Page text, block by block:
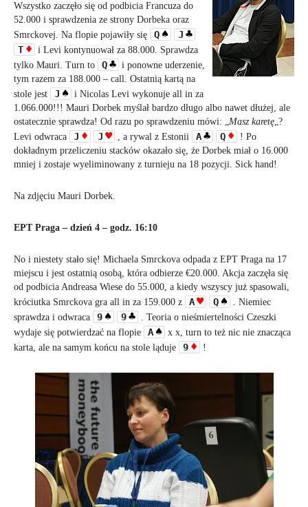
Wszystko zaczęło się od podbicia Francuza do
52.000 i sprawdzenia ze strony Dorbeka oraz
Smrckovej. Na flopie pojawiły się
Q
J
T
i Levi kontynuował za 88.000. Sprawdza
tylko Mauri. Turn to
Q i ponowne uderzenie,
tym razem za 188.000 – call. Ostatnią kartą na
stole jest
J
i Nicolas Levi wykonuje all in za
1.066.000!!! Mauri Dorbek myślał bardzo długo albo nawet dłużej, ale
ostatecznie sprawdza! Od razu po sprawdzeniu mówi: „Masz karetę„?
Levi odwraca
J J , a rywal z Estonii A Q
! Po
dokładnym przeliczeniu stacków okazało się, że Dorbek miał o 16.000
mniej i zostaje wyeliminowany z turnieju na 18 pozycji. Sick hand!
Na zdjęciu Mauri Dorbek.
EPT Praga – dzień 4 – godz. 16:10
No i niestety stało się! Michaela Smrckova odpada z EPT Praga na 17
miejscu i jest ostatnią osobą, która odbierze €20.000. Akcja zaczęła się
od podbicia Andreasa Wiese do 55.000, a kiedy wszyscy już spasowali,
króciutka Smrckova gra all in za 159.000 z
A Q
. Niemiec
sprawdza i odwraca
9 9
. Teoria o nieśmiertelności Czeszki
wydaje się potwierdzać na flopie
A
x x, turn to też nic nie znacząca
karta, ale na samym końcu na stole ląduje
9 !